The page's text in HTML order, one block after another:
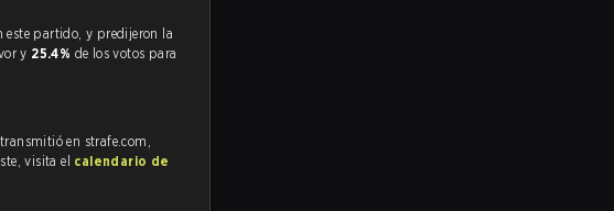
y 25.4% de los votos para
transmitió en strafe.com,
visita el calendario de